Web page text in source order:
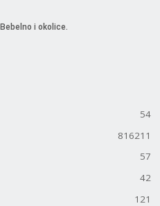
54
816211
57
42
121